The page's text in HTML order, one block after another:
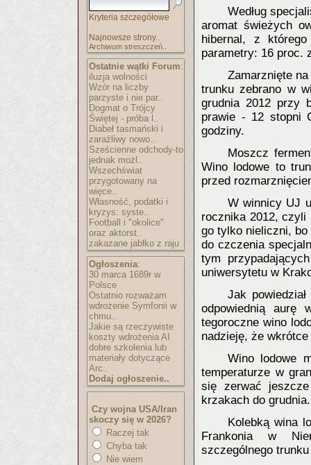
Kryteria szczegółowe
Najnowsze strony..
Archiwum streszczeń..
Ostatnie wątki Forum:
iluzja wolności
Wzór na liczby
parzyste i nie par..
Dogmat o Trójcy
Świętej - próba l..
Diabeł tasmański i
zaraźliwy nowo..
Sześcienne odchody-to
jednak możl..
Wszechświat
przygotowany na
więce..
Własność, podatki i
kryzys: syste..
Football i "okolice"
oraz aktorst..
zakazane jabłko z raju
Ogłoszenia:
30 marca 1689r w
Polsce
Ostatnio rozważam
wdrożenie Symfonii w
chmu..
Jakie są rzeczywiste
koszty wdrożenia AI
dobre szkolenia lub
materiały dotyczące
Arc..
Dodaj ogłoszenie..
Czy wojna USA/Iran
skoczy się w 2026?
Raczej tak
Chyba tak
Nie wiem
Według
aromat świeżych
hibernal, z
parametry: 16 proc.
Zamarznięte
trunku zebrano w
grudnia 2012 przy
prawie - 12 stopni
godziny.
Moszcz
Wino lodowe to
przed
W winnicy UJ
rocznika 2012, czyli
go tylko nieliczni,
do czczenia
tym
uniwersytetu w
Jak
odpowiednią aurę
tegoroczne wino
nadzieję, że
Wino lodowe
temperaturze w
się zerwać
krzakach do grudnia.
Kolebką wina
Frankonia w
szczególnego